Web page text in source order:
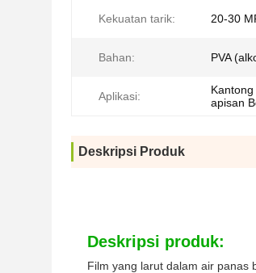
Kekuatan tarik: 20-30
Bahan: PVA
Aplikasi:
Kantong
apisan
Deskripsi Produk
Deskripsi produk:
Film yang larut dalam air panas